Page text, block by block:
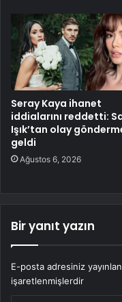
Seray Kaya ihanet
iddialarını reddetti:
Işık’tan olay
geldi
Ağustos 6, 2026
Bir yanıt yazın
E-posta adresiniz
işaretlenmişlerdir